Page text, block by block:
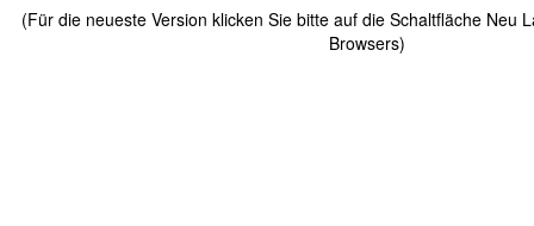
(Für die neueste Version klicken Sie bitte auf die Schaltfläche Neu
Browsers)